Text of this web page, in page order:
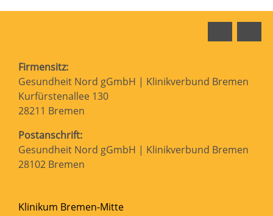
Firmensitz:
Gesundheit Nord gGmbH | Klinikverbund Bremen
Kurfürstenallee 130
28211 Bremen
Postanschrift:
Gesundheit Nord gGmbH | Klinikverbund Bremen
28102 Bremen
Klinikum Bremen-Mitte